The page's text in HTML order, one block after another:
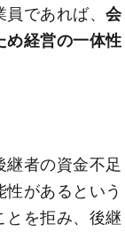
員であれば、会
め経営の一体性
者の資金不足
があるという
とを拒み、後継